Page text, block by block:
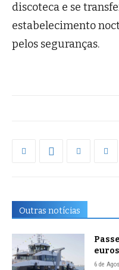
discoteca e se
estabelecimento
pelos seguranças.
Outras notícias
euros
6 de